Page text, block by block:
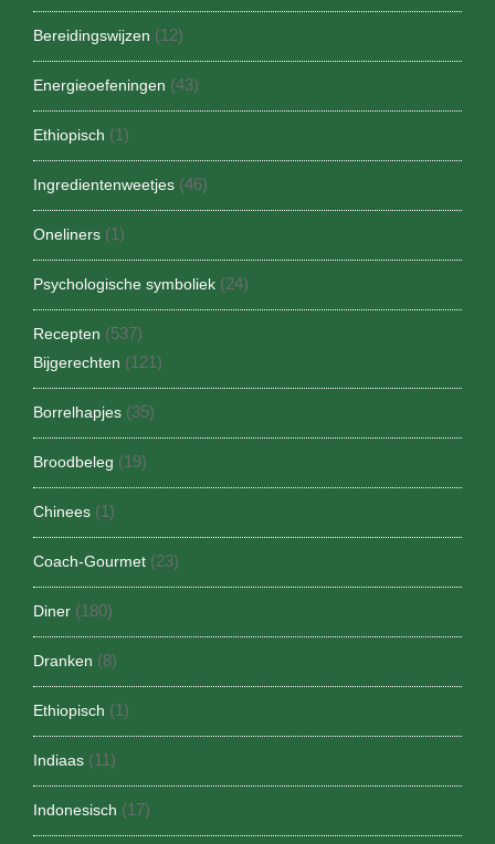
Bereidingswijzen (12)
Energieoefeningen (43)
Ethiopisch (1)
Ingredientenweetjes (46)
Oneliners (1)
Psychologische symboliek (24)
Recepten (537)
Bijgerechten (121)
Borrelhapjes (35)
Broodbeleg (19)
Chinees (1)
Coach-Gourmet (23)
Diner (180)
Dranken (8)
Ethiopisch (1)
Indiaas (11)
Indonesisch (17)